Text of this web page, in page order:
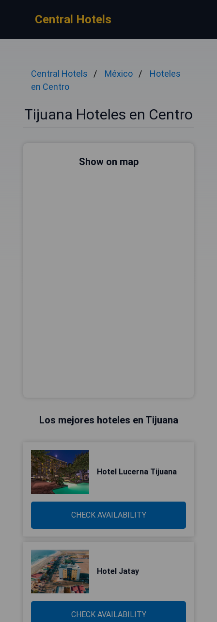
Central Hotels
Central Hotels México
Hoteles
en Centro
Tijuana Hoteles en Centro
Show on map
Los mejores hoteles en Tijuana
Hotel Lucerna Tijuana
CHECK AVAILABILITY
Hotel Jatay
CHECK AVAILABILITY